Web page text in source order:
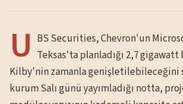
U BS Securities, Chevron'un
Teksas'ta planladığı 2,7
Kilby'nin zamanla genişletilebileceğini
kurum Salı günü yayımladığı notta,